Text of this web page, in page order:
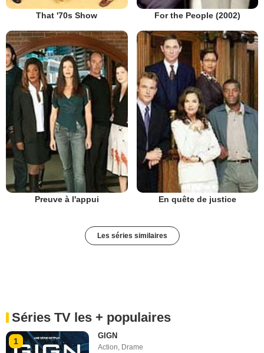
That '70s Show For the People (2002)
Preuve à l'appui En quête de justice
Les séries similaires
Séries TV les + populaires
1
GIGN
Action, Drame